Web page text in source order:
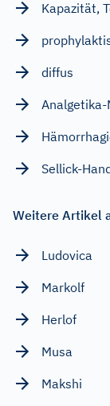
Kapazität,
diffus
Sellick-
Weitere Artikel
Ludovica
Markolf
Herlof
Musa
Makshi